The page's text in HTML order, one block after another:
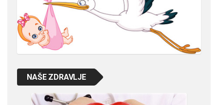
NAŠE ZDRAVLJE